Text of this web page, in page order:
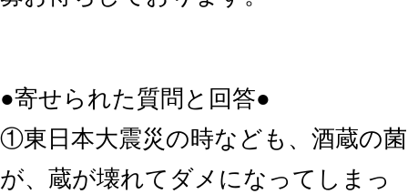
●寄せられた質問と回答●
①東日本大震災の時なども、酒蔵の菌
が、蔵が壊れてダメになってしまっ